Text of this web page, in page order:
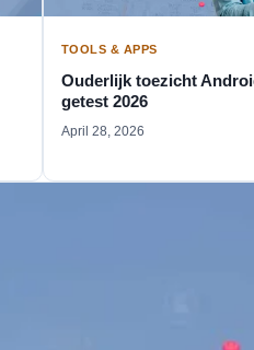
TOOLS & APPS
Ouderlijk toezicht
getest 2026
April 28, 2026